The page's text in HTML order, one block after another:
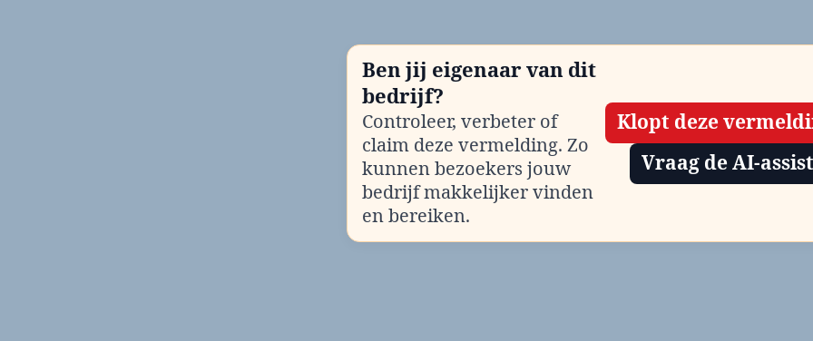
Ben jij eigenaar van dit
bedrijf?
Controleer, verbeter of
claim deze vermelding. Zo
kunnen bezoekers jouw
bedrijf makkelijker vinden
en bereiken.
Klopt deze
Vraag de AI-